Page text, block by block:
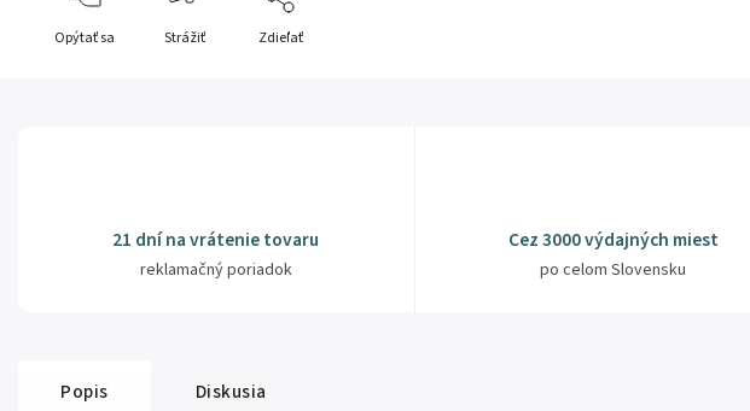
Opýtať sa Strážiť Zdieľať
21 dní na vrátenie tovaru
reklamačný poriadok
Cez 3000 výdajných miest
po celom Slovensku
Popis Diskusia